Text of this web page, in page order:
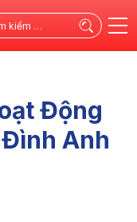
kiếm
Động
Anh